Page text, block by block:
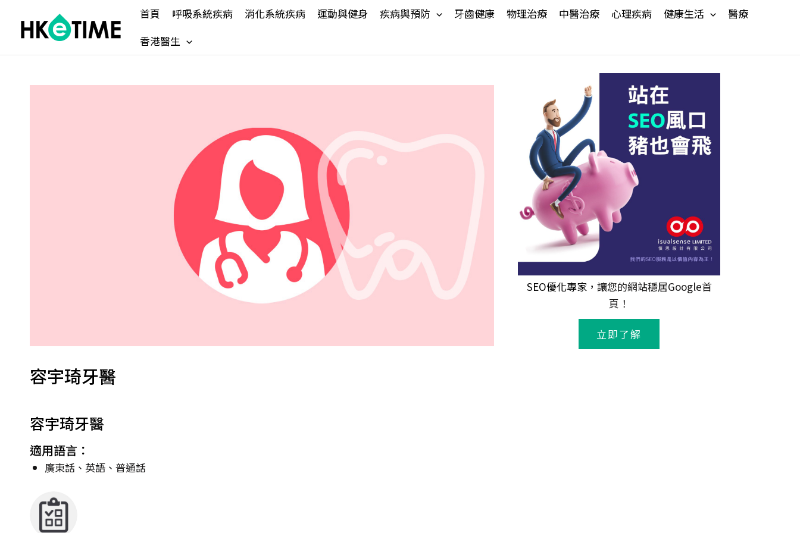
content
首頁 呼吸系統疾病 消化系統疾病 運動與健身 疾病與預防 牙齒健康 物理治療 中醫治療 心理疾病 健康生活
醫療
香港醫生
容宇琦牙醫
容宇琦牙醫
適用語言：
廣東話、英語、普通話
SEO優化專家，讓您的網站穩居Google首
頁！
立即了解